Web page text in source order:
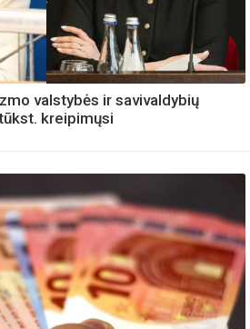
valstybės ir savivaldybių
kreipimųsi